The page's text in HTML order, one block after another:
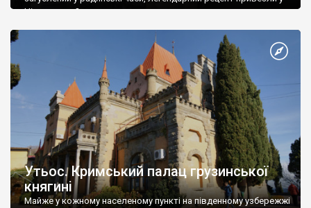
Ніжин греки?
Утьос. Кримський палац грузинської
княгині
Майже у кожному населеному пункті на південному узбережжі